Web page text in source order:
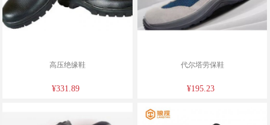
高压绝缘鞋
¥331.89
代尔塔劳保鞋
¥195.23